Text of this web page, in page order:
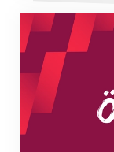
Neue